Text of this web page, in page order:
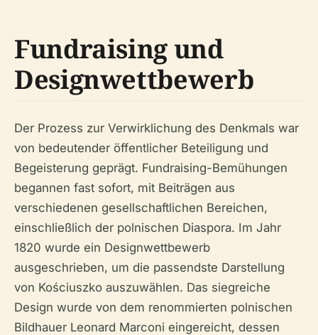
Fundraising und
Designwettbewerb
Der Prozess zur Verwirklichung des Denkmals war
von bedeutender öffentlicher Beteiligung und
Begeisterung geprägt. Fundraising-Bemühungen
begannen fast sofort, mit Beiträgen aus
verschiedenen gesellschaftlichen Bereichen,
einschließlich der polnischen Diaspora. Im Jahr
1820 wurde ein Designwettbewerb
ausgeschrieben, um die passendste Darstellung
von Kościuszko auszuwählen. Das siegreiche
Design wurde von dem renommierten polnischen
Bildhauer Leonard Marconi eingereicht, dessen